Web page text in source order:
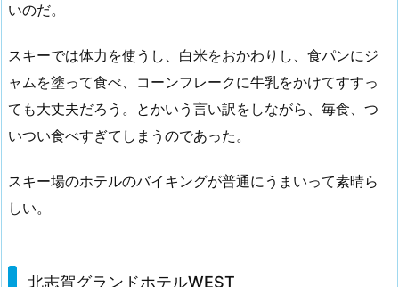
いのだ。
スキーでは体力を使うし、白米をおかわりし、食パンにジ
ャムを塗って食べ、コーンフレークに牛乳をかけてすすっ
ても大丈夫だろう。とかいう言い訳をしながら、毎食、つ
いつい食べすぎてしまうのであった。
スキー場のホテルのバイキングが普通にうまいって素晴ら
しい。
北志賀グランドホテルWEST